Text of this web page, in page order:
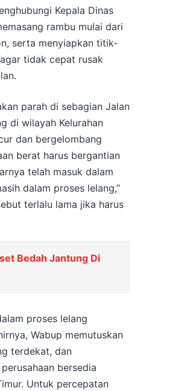
Kepala Dinas
rambu mulai dari
serta menyiapkan titik-
tidak cepat rusak
parah di sebagian Jalan
di wilayah Kelurahan
dan bergelombang
berat harus bergantian
telah masuk dalam
dalam proses lelang,”
terlalu lama jika harus
Bedah Jantung Di
proses lelang
Wabup memutuskan
terdekat, dan
bersedia
Untuk percepatan